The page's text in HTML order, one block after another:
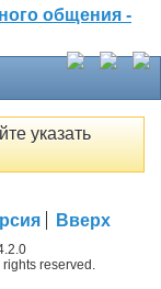
указать
Вверх
reserved.